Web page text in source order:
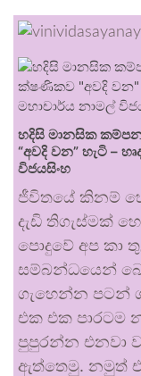
හදිසි මානසික
“අවදි වන” හැටි –
විජයසිංහ
ජීවිතයේ කිනම්
දැඩි තිගැස්මක්
පොදුවේ අප කා
සම්බන්ධයෙන්
ගැහෙන්න පටන්
එක එක පාරටම
පුපුරන්න එනවා
ඇත්තෙමු. නමුත්